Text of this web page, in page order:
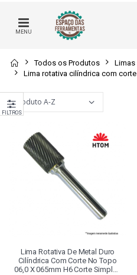
MENU
Todos os Produtos
Limas
Lima rotativa cilíndrica com
Lima Rotativa De Metal Duro
Cilíndrica Com Corte No Topo
06,0 X 065mm H6 Corte Simples
FILTROS